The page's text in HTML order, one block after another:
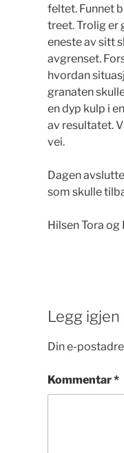
feltet. Funnet
treet. Trolig er
eneste av sitt
avgrenset.
hvordan
granaten
en dyp kulp i
av resultatet.
vei.
Dagen
som skulle
Hilsen Tora og
Legg
Din e-
Kommentar*